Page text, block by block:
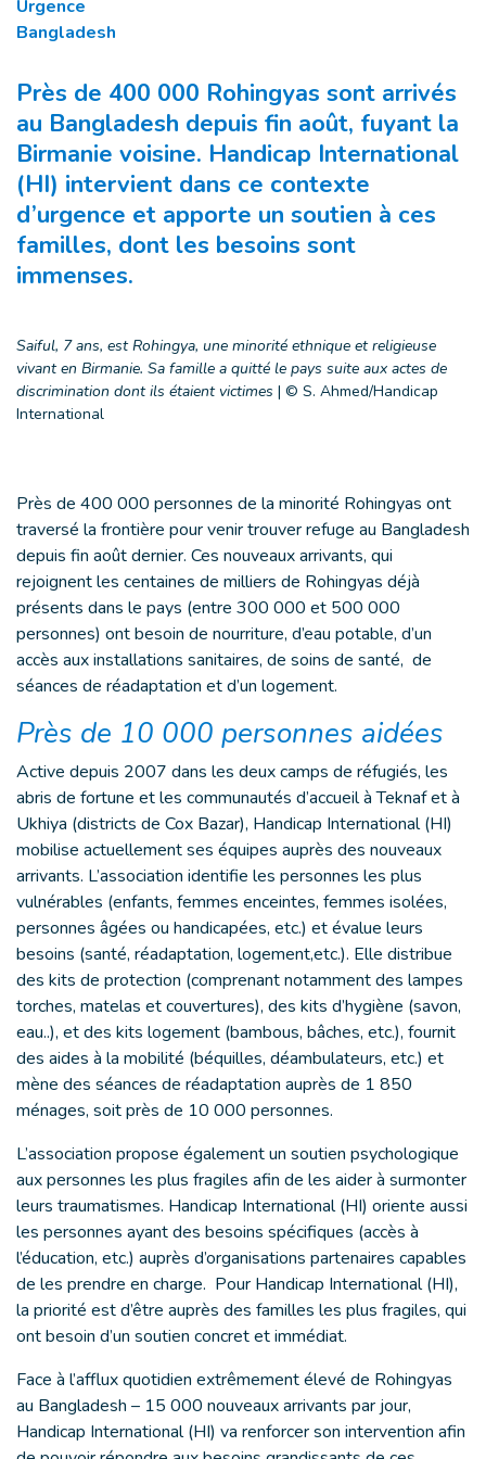
Urgence
Bangladesh
Près de 400 000 Rohingyas sont arrivés
au Bangladesh depuis fin août, fuyant la
Birmanie voisine. Handicap International
(HI) intervient dans ce contexte
d’urgence et apporte un soutien à ces
familles, dont les besoins sont
immenses.
Saiful, 7 ans, est Rohingya, une minorité ethnique et religieuse
vivant en Birmanie. Sa famille a quitté le pays suite aux actes de
discrimination dont ils étaient victimes | © S. Ahmed/Handicap
International
Près de 400 000 personnes de la minorité Rohingyas ont
traversé la frontière pour venir trouver refuge au Bangladesh
depuis fin août dernier. Ces nouveaux arrivants, qui
rejoignent les centaines de milliers de Rohingyas déjà
présents dans le pays (entre 300 000 et 500 000
personnes) ont besoin de nourriture, d’eau potable, d’un
accès aux installations sanitaires, de soins de santé, de
séances de réadaptation et d’un logement.
Près de 10 000 personnes aidées
Active depuis 2007 dans les deux camps de réfugiés, les
abris de fortune et les communautés d’accueil à Teknaf et à
Ukhiya (districts de Cox Bazar), Handicap International (HI)
mobilise actuellement ses équipes auprès des nouveaux
arrivants. L’association identifie les personnes les plus
vulnérables (enfants, femmes enceintes, femmes isolées,
personnes âgées ou handicapées, etc.) et évalue leurs
besoins (santé, réadaptation, logement,etc.). Elle distribue
des kits de protection (comprenant notamment des lampes
torches, matelas et couvertures), des kits d’hygiène (savon,
eau..), et des kits logement (bambous, bâches, etc.), fournit
des aides à la mobilité (béquilles, déambulateurs, etc.) et
mène des séances de réadaptation auprès de 1 850
ménages, soit près de 10 000 personnes.
L’association propose également un soutien psychologique
aux personnes les plus fragiles afin de les aider à surmonter
leurs traumatismes. Handicap International (HI) oriente aussi
les personnes ayant des besoins spécifiques (accès à
l’éducation, etc.) auprès d’organisations partenaires capables
de les prendre en charge. Pour Handicap International (HI),
la priorité est d’être auprès des familles les plus fragiles, qui
ont besoin d’un soutien concret et immédiat.
Face à l’afflux quotidien extrêmement élevé de Rohingyas
au Bangladesh – 15 000 nouveaux arrivants par jour,
Handicap International (HI) va renforcer son intervention afin